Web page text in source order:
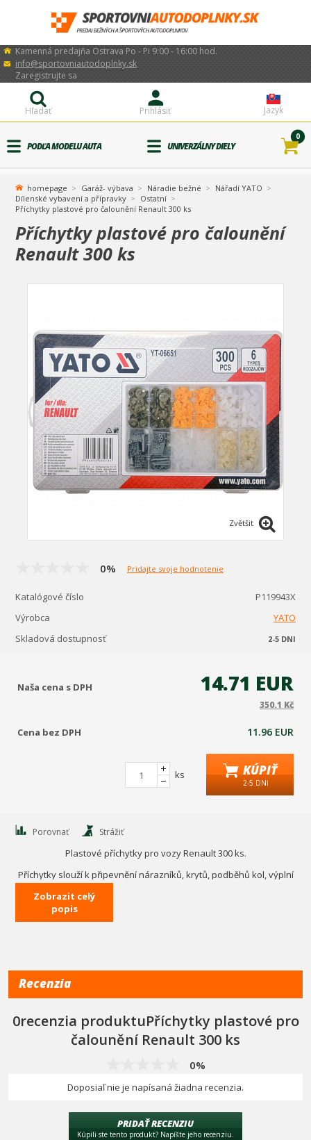
Kamenná predajňa Ostrava Po - Pi 9:00 - 16:00 hod.
info@sportovniautodoplnky.sk
Jazyk
Prihlásiť
Zaregistrujte sa
Hľadať
PODĽA MODELU AUTA UNIVERZÁLNY DIELY
0
homepage Garáž- výbava Náradie bežné
Nářadí YATO
Dílenské vybavení a přípravky
Ostatní
Příchytky plastové pro čalounění Renault 300 ks
Příchytky plastové pro čalounění
Renault 300 ks
Zvětšit
0% Pridajte svoje hodnotenie
Katalógové číslo
P119943X
Výrobca
YATO
Skladová dostupnosť
2-5 DNI
Naša cena s DPH 14.71 EUR
350.1 Kč
Cena bez DPH 11.96 EUR
ks KÚPIŤ
2-5 DNI
Porovnať Strážiť
Plastové příchytky pro vozy Renault 300 ks.
Příchytky slouží k připevnění nárazníků, krytů, podběhů kol, výplní
dveří, pro plasty v motorovém prostoru a v prostoru pro
příslušenství, na kryty chladičů, na zavazadlový prostor a
Zobrazit celý
popis
Recenzia
0recenzia produktuPříchytky plastové pro
čalounění Renault 300 ks
0%
Doposiaľ nie je napísaná žiadna recenzia.
PRIDAŤ RECENZIU
Kúpili ste tento produkt? Napíšte jeho recenziu.